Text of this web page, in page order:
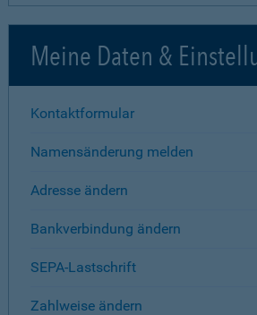
Meine Daten &
Kontaktformular
Namensänderung melden
Adresse ändern
Bankverbindung ändern
SEPA-Lastschrift
Zahlweise ändern